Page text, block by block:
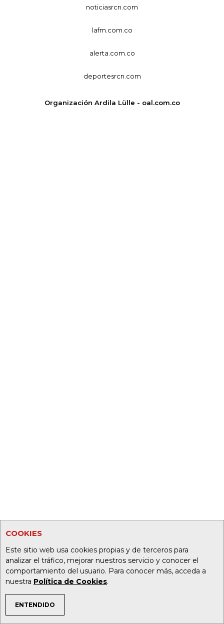
COOKIES
Este sitio web usa cookies propias y de terceros para
analizar el tráfico, mejorar nuestros servicio y conocer el
comportamiento del usuario. Para conocer más, acceda a
nuestra Política de Cookies.
ENTENDIDO
TEMAS DE INTERÉS
noticiasrcn.com
lafm.com.co
alerta.com.co
deportesrcn.com
Organización Ardila Lülle - oal.com.co